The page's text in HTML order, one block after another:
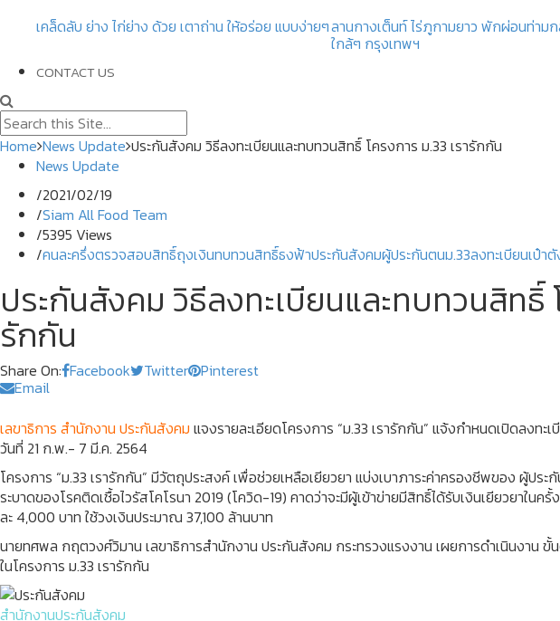
เคล็ดลับ ย่าง ไก่ย่าง ด้วย เตาถ่าน ให้อร่อย แบบง่ายๆลานกางเต็นท์ ไร่ภูกามยาว พักผ่อนท่ามก
ใกล้ๆ กรุงเทพฯ
CONTACT US
Home News Update ประกันสังคม วิธีลงทะเบียนและทบทวนสิทธิ์ โครงการ ม.33 เรารักกัน
News Update
/2021/02/19
/Siam All Food Team
/5395 Views
/คนละครึ่งตรวจสอบสิทธิ์ถุงเงินทบทวนสิทธิ์ธงฟ้าประกันสังคมผู้ประกันตนม.33ลงทะเบียนเป๋า
ประกันสังคม วิธีลงทะเบียนและทบทวนสิทธิ์
รักกัน
Share On: Facebook Twitter Pinterest
Email
เลขาธิการ สำนักงาน ประกันสังคม แจงรายละเอียดโครงการ “ม.33 เรารักกัน” แจ้งกำหนดเปิดลงทะเ
วันที่ 21 ก.พ.- 7 มี.ค. 2564
โครงการ “ม.33 เรารักกัน” มีวัตถุประสงค์ เพื่อช่วยเหลือเยียวยา แบ่งเบาภาระค่าครองชีพของ ผู้ปร
ระบาดของโรคติดเชื้อไวรัสโคโรนา 2019 (โควิด-19) คาดว่าจะมีผู้เข้าข่ายมีสิทธิ์ได้รับเงินเยียวยาในค
ละ 4,000 บาท ใช้วงเงินประมาณ 37,100 ล้านบาท
นายทศพล กฤตวงศ์วิมาน เลขาธิการสำนักงาน ประกันสังคม กระทรวงแรงงาน เผยการดำเนินงาน ขั้
ในโครงการ ม.33 เรารักกัน
สำนักงานประกันสังคม